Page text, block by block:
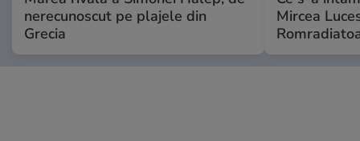
nerecunoscut pe plajele din
Grecia
Mircea